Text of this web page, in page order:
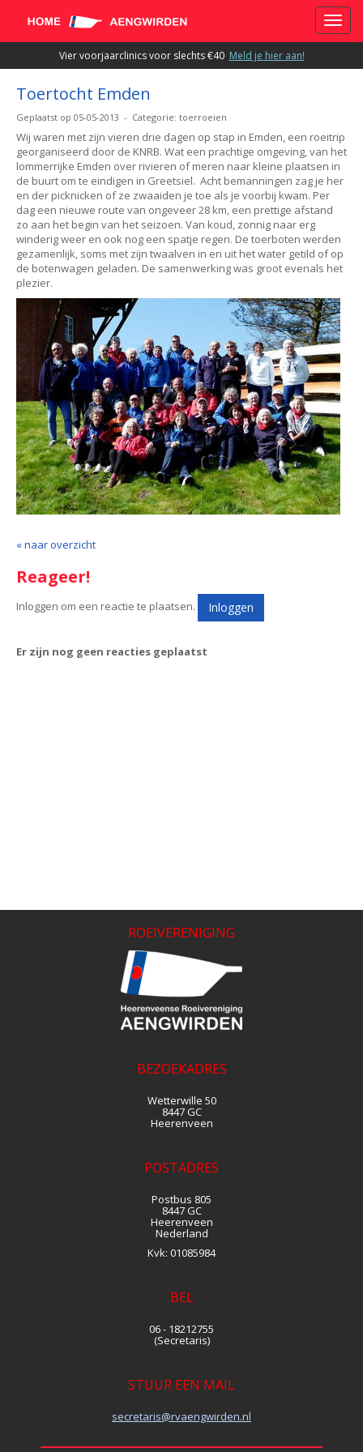
Vier voorjaarclinics voor slechts €40 Meld je hier aan!
Toertocht Emden
Geplaatst op 05-05-2013 - Categorie: toerroeien
Wij waren met zijn vieren drie dagen op stap in Emden, een roeitrip
georganiseerd door de KNRB. Wat een prachtige omgeving, van het
lommerrijke Emden over rivieren of meren naar kleine plaatsen in
de buurt om te eindigen in Greetsiel. Acht bemanningen zag je her
en der picknicken of ze zwaaiden je toe als je voorbij kwam. Per
dag een nieuwe route van ongeveer 28 km, een prettige afstand
zo aan het begin van het seizoen. Van koud, zonnig naar erg
winderig weer en ook nog een spatje regen. De toerboten werden
gezamenlijk, soms met zijn twaalven in en uit het water getild of op
de botenwagen geladen. De samenwerking was groot evenals het
plezier.
« naar overzicht
Reageer!
Inloggen om een reactie te plaatsen. Inloggen
Er zijn nog geen reacties geplaatst
ROEIVERENIGING
BEZOEKADRES
Wetterwille 50
8447 GC
Heerenveen
POSTADRES
Postbus 805
8447 GC
Heerenveen
Nederland
Kvk: 01085984
BEL
06 - 18212755
(Secretaris)
STUUR EEN MAIL
siraterces@rvaengwirden.nl